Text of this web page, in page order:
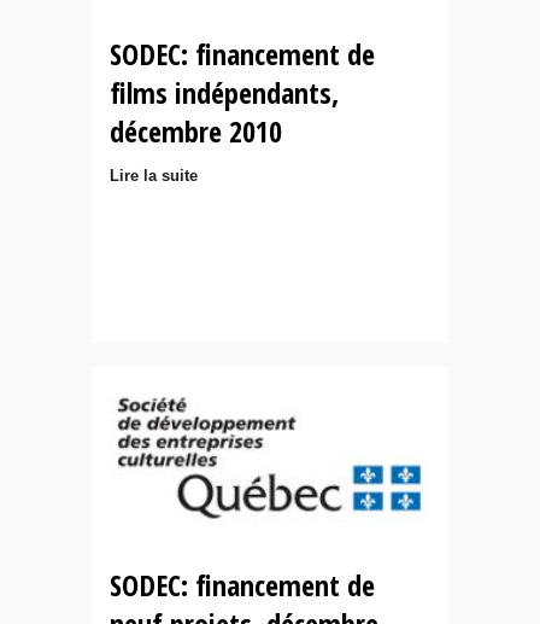
SODEC: financement de
films indépendants,
décembre 2010
Lire la suite
SODEC: financement de